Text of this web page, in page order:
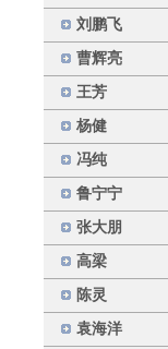
刘鹏飞
曹辉亮
王芳
杨健
冯纯
鲁宁宁
张大朋
高梁
陈灵
袁海洋